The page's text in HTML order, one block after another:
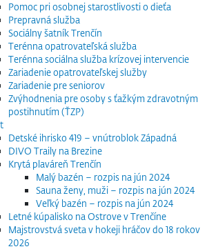
Pomoc pri osobnej starostlivosti o dieťa
Prepravná služba
Sociálny šatník Trenčín
Terénna opatrovateľská služba
Terénna sociálna služba krízovej intervencie
Zariadenie opatrovateľskej služby
Zariadenie pre seniorov
Zvýhodnenia pre osoby s ťažkým zdravotným
postihnutím (ŤZP)
Detské ihrisko 419 – vnútroblok Západná
DIVO Traily na Brezine
Krytá plaváreň Trenčín
Malý bazén – rozpis na jún 2024
Sauna ženy, muži – rozpis na jún 2024
Veľký bazén – rozpis na jún 2024
Letné kúpalisko na Ostrove v Trenčíne
Majstrovstvá sveta v hokeji hráčov do 18 rokov
2026